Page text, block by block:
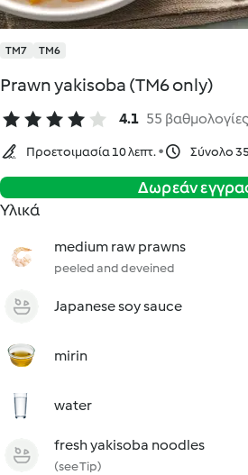
TM7 TM6
Prawn yakisoba (TM6 only)
4.1 55 βαθμολογίες
Προετοιμασία 10 λεπτ. Σύνολο
Δωρεάν
Υλικά
medium raw prawns
peeled and deveined
Japanese soy sauce
mirin
water
fresh yakisoba noodles
(see Tip)